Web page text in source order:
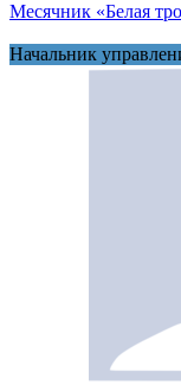
Месячник «Белая
Начальник